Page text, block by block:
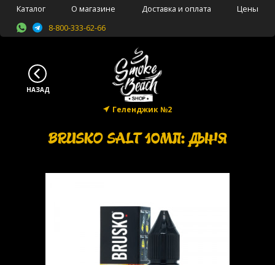
Каталог О магазине Доставка и оплата
Цены
8-800-333-62-66
Геленджик №2
BRUSKO SALT 10МЛ: ДЫНЯ